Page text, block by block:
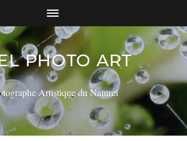
PHOTO ART
Artistique du Naturel